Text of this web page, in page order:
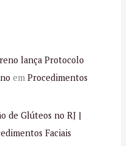
lança Protocolo
em Procedimentos
de Glúteos no RJ |
Faciais